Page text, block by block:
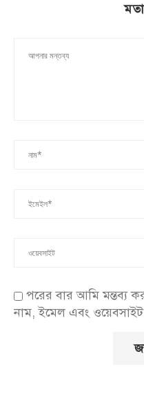
পরের বার আমি মন্তব্য
নাম, ইমেল এবং